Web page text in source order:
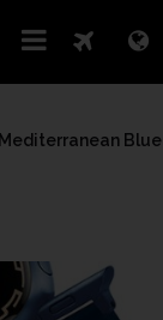
Mediterranean Blue